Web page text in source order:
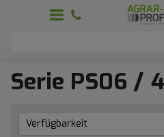
Serie PS06 /
Verfügbarkeit